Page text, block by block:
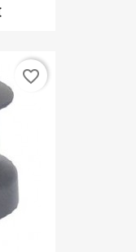
favorite_border